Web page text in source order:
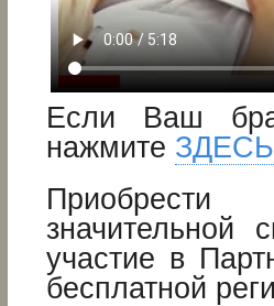
Если Ваш
нажмите ЗДЕСЬ
значительной
участие в
бесплатной